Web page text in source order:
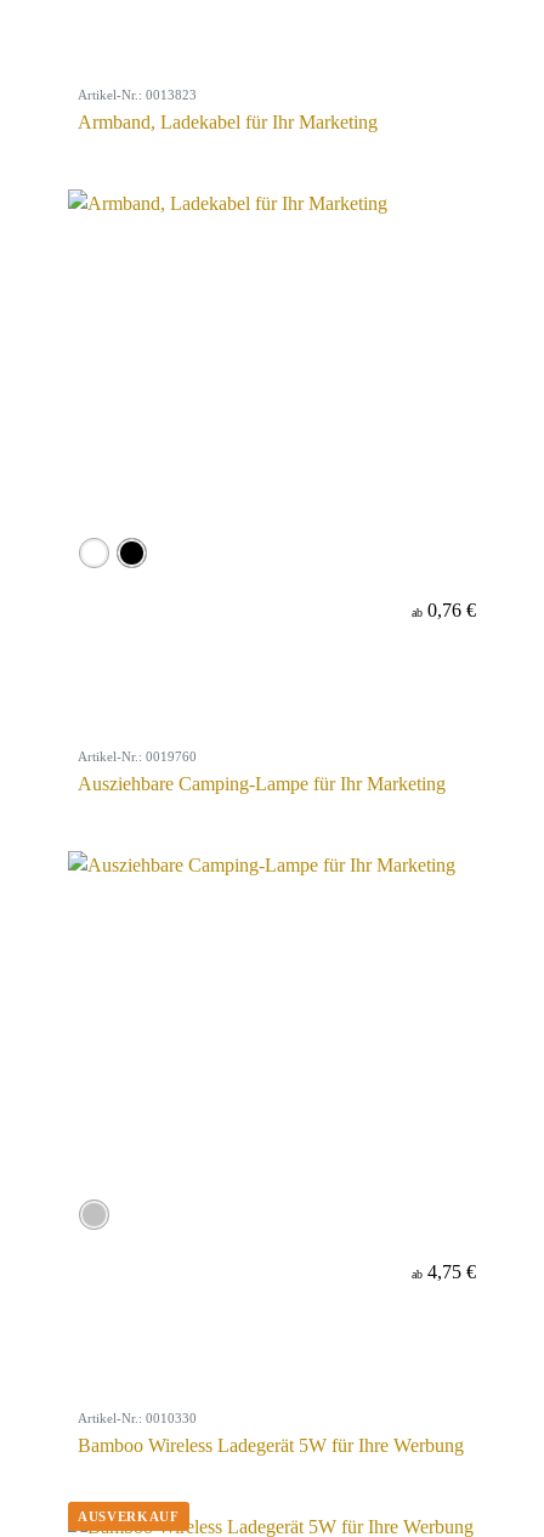
Artikel-Nr.: 0013823
Armband, Ladekabel für Ihr Marketing
ab 0,76 €
Artikel-Nr.: 0019760
Ausziehbare Camping-Lampe für Ihr Marketing
ab 4,75 €
Artikel-Nr.: 0010330
Bamboo Wireless Ladegerät 5W für Ihre Werbung